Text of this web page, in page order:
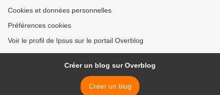
Cookies et données personnelles
Préférences cookies
Voir le profil de Ipsus sur le portail Overblog
Créer un blog sur Overblog
Créer un blog